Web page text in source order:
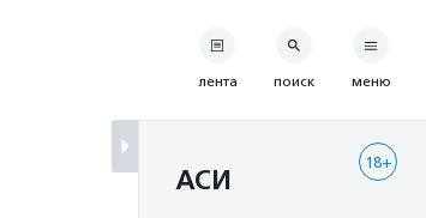
лента поиск меню
18+
АСИ